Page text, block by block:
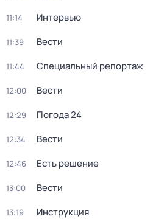
11:14 Интервью
11:39 Вести
11:44 Специальный репортаж
12:00 Вести
12:29 Погода 24
12:34 Вести
12:46 Есть решение
13:00 Вести
13:19 Инструкция